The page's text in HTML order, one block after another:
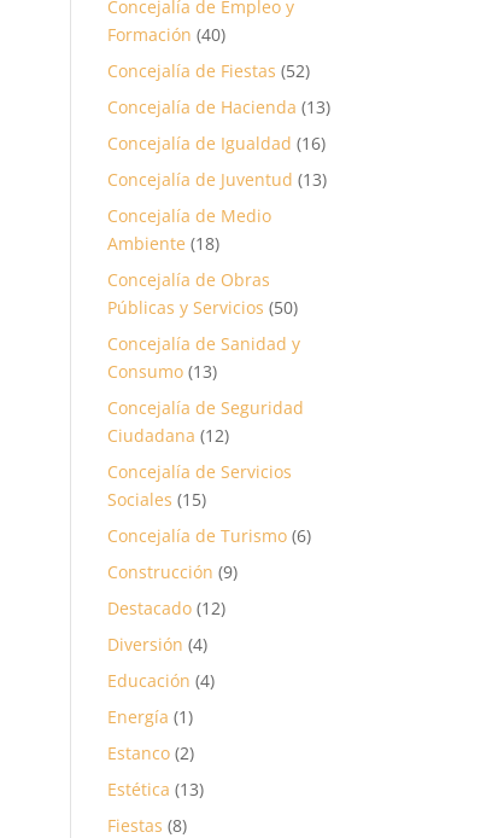
Concejalía de Empleo y
Formación (40)
Concejalía de Fiestas (52)
Concejalía de Hacienda (13)
Concejalía de Igualdad (16)
Concejalía de Juventud (13)
Concejalía de Medio
Ambiente (18)
Concejalía de Obras
Públicas y Servicios (50)
Concejalía de Sanidad y
Consumo (13)
Concejalía de Seguridad
Ciudadana (12)
Concejalía de Servicios
Sociales (15)
Concejalía de Turismo (6)
Construcción (9)
Destacado (12)
Diversión (4)
Educación (4)
Energía (1)
Estanco (2)
Estética (13)
Fiestas (8)